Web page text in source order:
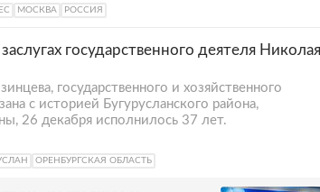
ЕС МОСКВА РОССИЯ
государственного деятеля Николая
государственного и хозяйственного
с историей Бугурусланского района,
26 декабря исполнилось 37 лет.
ОРЕНБУРГСКАЯ ОБЛАСТЬ